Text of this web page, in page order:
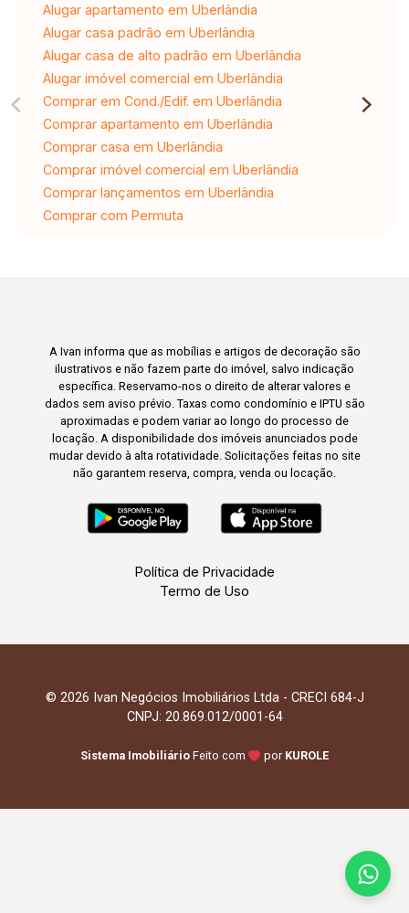
Alugar apartamento em Uberlândia
Alugar casa padrão em Uberlândia
Alugar casa de alto padrão em Uberlândia
Alugar imóvel comercial em Uberlândia
Comprar em Cond./Edif. em Uberlândia
Comprar apartamento em Uberlândia
Comprar casa em Uberlândia
Comprar imóvel comercial em Uberlândia
Comprar lançamentos em Uberlândia
Comprar com Permuta
A Ivan informa que as mobílias e artigos de decoração são
ilustrativos e não fazem parte do imóvel, salvo indicação
específica. Reservamo-nos o direito de alterar valores e
dados sem aviso prévio. Taxas como condomínio e IPTU são
aproximadas e podem variar ao longo do processo de
locação. A disponibilidade dos imóveis anunciados pode
mudar devido à alta rotatividade. Solicitações feitas no site
não garantem reserva, compra, venda ou locação.
Política de Privacidade
Termo de Uso
© 2026 Ivan Negócios Imobiliários Ltda - CRECI 684-J
CNPJ: 20.869.012/0001-64
Sistema Imobiliário Feito com por KUROLE